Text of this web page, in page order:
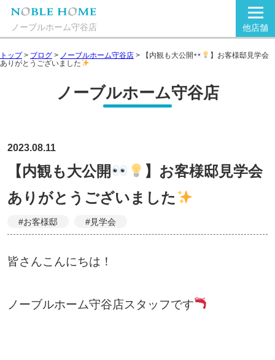
ノーブルホーム守谷店 他店舗
トップ> ブログ > ノーブルホーム守谷店 > 【内観も大公開
】お客様邸見学会
ありがとうございました
ノーブルホーム守谷店
2023.08.11
【内観も大公開
】お客様邸見学会
ありがとうございました
#お客様邸 #見学会
皆さんこんにちは！
ノーブルホーム守谷店スタッフです